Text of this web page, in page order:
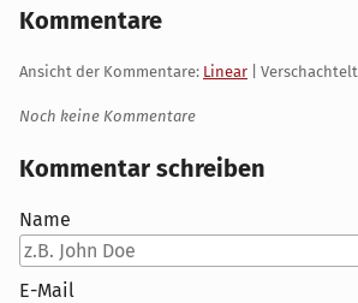
Kommentare
Ansicht der Kommentare: Linear | Verschachtelt
Noch keine Kommentare
Kommentar schreiben
Name
E-Mail